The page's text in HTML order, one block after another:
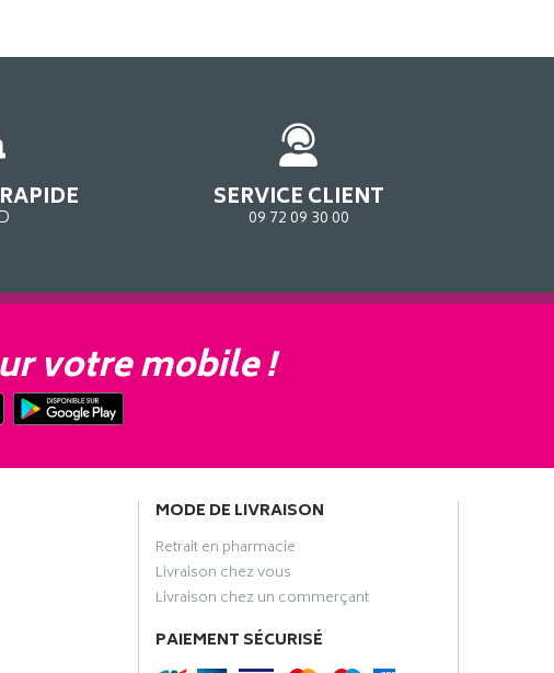
SERVICE CLIENT
09 72 09 30 00
votre mobile !
MODE DE LIVRAISON
Retrait en pharmacie
Livraison chez vous
Livraison chez un commerçant
PAIEMENT SÉCURISÉ